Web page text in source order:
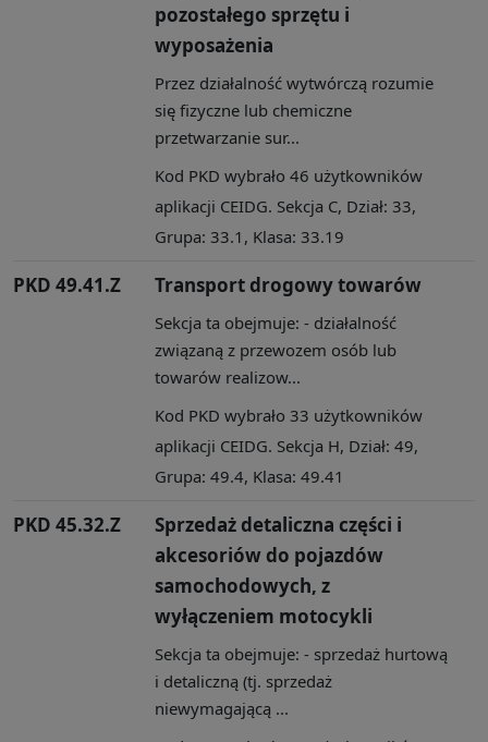
pozostałego sprzętu i
wyposażenia
Przez działalność wytwórczą rozumie
się fizyczne lub chemiczne
przetwarzanie sur...
Kod PKD wybrało 46 użytkowników
aplikacji CEIDG. Sekcja C, Dział: 33,
Grupa: 33.1, Klasa: 33.19
PKD 49.41.Z Transport drogowy towarów
Sekcja ta obejmuje: - działalność
związaną z przewozem osób lub
towarów realizow...
Kod PKD wybrało 33 użytkowników
aplikacji CEIDG. Sekcja H, Dział: 49,
Grupa: 49.4, Klasa: 49.41
PKD 45.32.Z
Sprzedaż detaliczna części i
akcesoriów do pojazdów
samochodowych, z
wyłączeniem motocykli
Sekcja ta obejmuje: - sprzedaż hurtową
i detaliczną (tj. sprzedaż
niewymagającą ...